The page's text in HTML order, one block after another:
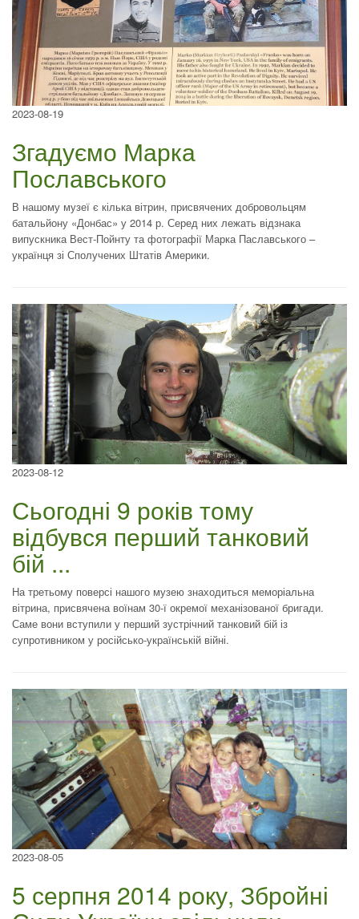
2023-08-19
Згадуємо Марка
Пославського
В нашому музеї є кілька вітрин, присвячених добровольцям
батальйону «Донбас» у 2014 р. Серед них лежать відзнака
випускника Вест-Пойнту та фотографії Марка Паславського –
українця зі Сполучених Штатів Америки.
2023-08-12
Сьогодні 9 років тому
відбувся перший танковий
бій ...
На третьому поверсі нашого музею знаходиться меморіальна
вітрина, присвячена воїнам 30-ї окремої механізованої бригади.
Саме вони вступили у перший зустрічний танковий бій із
супротивником у російсько-українській війні.
2023-08-05
5 серпня 2014 року, Збройні